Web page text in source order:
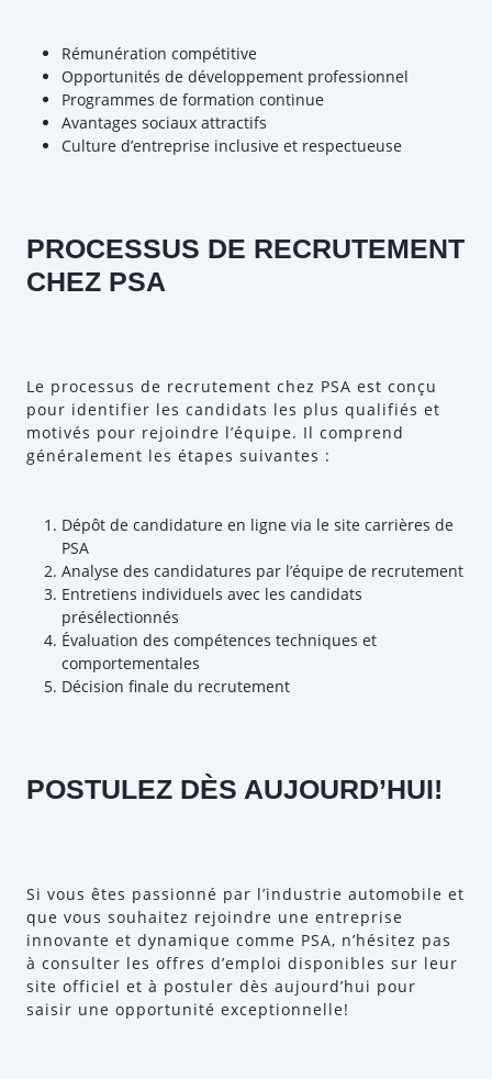
Rémunération compétitive
Opportunités de développement professionnel
Programmes de formation continue
Avantages sociaux attractifs
Culture d’entreprise inclusive et respectueuse
PROCESSUS DE RECRUTEMENT
CHEZ PSA
Le processus de recrutement chez PSA est conçu
pour identifier les candidats les plus qualifiés et
motivés pour rejoindre l’équipe. Il comprend
généralement les étapes suivantes :
Dépôt de candidature en ligne via le site carrières de
PSA
Analyse des candidatures par l’équipe de recrutement
Entretiens individuels avec les candidats
présélectionnés
Évaluation des compétences techniques et
comportementales
Décision finale du recrutement
POSTULEZ DÈS AUJOURD’HUI!
Si vous êtes passionné par l’industrie automobile et
que vous souhaitez rejoindre une entreprise
innovante et dynamique comme PSA, n’hésitez pas
à consulter les offres d’emploi disponibles sur leur
site officiel et à postuler dès aujourd’hui pour
saisir une opportunité exceptionnelle!